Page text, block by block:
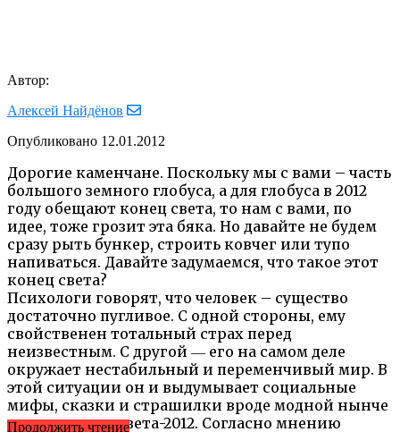
Автор:
Алексей Найдёнов
Опубликовано 12.01.2012
Дорогие каменчане. Поскольку мы с вами – часть
большого земного глобуса, а для глобуса в 2012
году обещают конец света, то нам с вами, по
идее, тоже грозит эта бяка. Но давайте не будем
сразу рыть бункер, строить ковчег или тупо
напиваться. Давайте задумаемся, что такое этот
конец света?
Психологи говорят, что человек – существо
достаточно пугливое. С одной стороны, ему
свойственен тотальный страх перед
неизвестным. С другой ― его на самом деле
окружает нестабильный и переменчивый мир. В
этой ситуации он и выдумывает социальные
мифы, сказки и страшилки вроде модной нынче
темы – конца света-2012. Согласно мнению
Продолжить чтение